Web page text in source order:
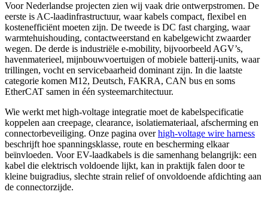
Voor Nederlandse projecten zien wij vaak drie ontwerpstromen. De
eerste is AC-laadinfrastructuur, waar kabels compact, flexibel en
kostenefficiënt moeten zijn. De tweede is DC fast charging, waar
warmtehuishouding, contactweerstand en kabelgewicht zwaarder
wegen. De derde is industriële e-mobility, bijvoorbeeld AGV’s,
havenmaterieel, mijnbouwvoertuigen of mobiele batterij-units, waar
trillingen, vocht en servicebaarheid dominant zijn. In die laatste
categorie komen M12, Deutsch, FAKRA, CAN bus en soms
EtherCAT samen in één systeemarchitectuur.
Wie werkt met high-voltage integratie moet de kabelspecificatie
koppelen aan creepage, clearance, isolatiemateriaal, afscherming en
connectorbeveiliging. Onze pagina overhigh-voltage wire harness
beschrijft hoe spanningsklasse, route en bescherming elkaar
beïnvloeden. Voor EV-laadkabels is die samenhang belangrijk: een
kabel die elektrisch voldoende lijkt, kan in praktijk falen door te
kleine buigradius, slechte strain relief of onvoldoende afdichting aan
de connectorzijde.